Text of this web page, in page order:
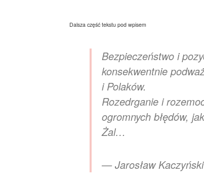
Dalsza część tekstu pod wpisem
Bezpieczeństwo i
konsekwentnie
i Polaków.
Rozedrganie i
ogromnych błędów,
Żal…
— Jarosław